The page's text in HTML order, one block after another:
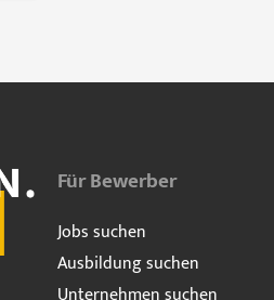
Für Bewerber
Jobs suchen
Ausbildung suchen